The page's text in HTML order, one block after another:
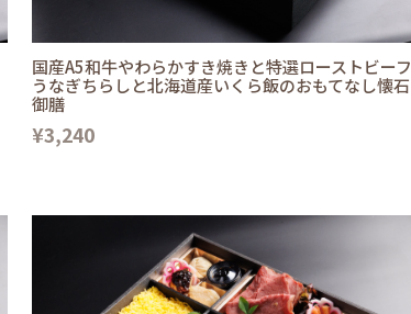
国産A5和牛やわらかすき焼きと特選ローストビーフ
うなぎちらしと北海道産いくら飯のおもてなし懐石
御膳
¥3,240